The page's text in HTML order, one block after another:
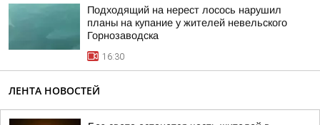
Подходящий на нерест лосось нарушил
планы на купание у жителей невельского
Горнозаводска
16:30
ЛЕНТА НОВОСТЕЙ